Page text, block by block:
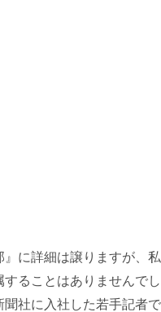
に詳細は譲りますが、
することはありませんで
社に入社した若手記者